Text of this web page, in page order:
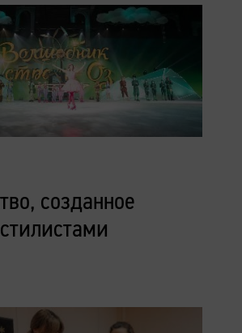
созданное